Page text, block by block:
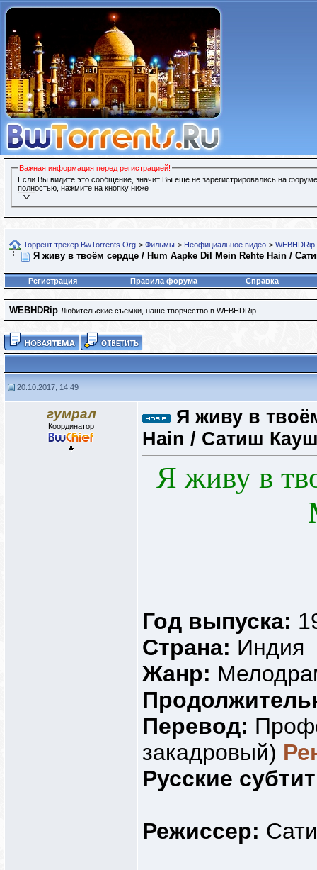
Важная информация перед регистрацией!
Если Вы видите это сообщение, значит Вы еще не зарегистрировались на
полностью, нажмите на кнопку ниже
Торрент трекер BwTorrents.Org > Фильмы > Неофициальное видео > WEBHDRip
Я живу в твоём сердце / Hum Aapke Dil Mein Rehte Hain /
Регистрация Правила форума Справка
WEBHDRip Любительские съемки, наше творчество в WEBHDRip
20.10.2017, 14:49
гумрал
Координатор
Я живу в
Hain / Сатиш
Я живу в
Год выпуска:
Страна: Индия
Жанр:
Перевод:
закадровый)
Русские
Режиссер: